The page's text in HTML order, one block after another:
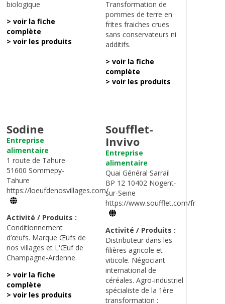
biologique
> voir la fiche
complète
> voir les produits
Transformation de
pommes de terre en
frites fraiches crues
sans conservateurs ni
additifs.
> voir la fiche
complète
> voir les produits
Sodine
Entreprise
alimentaire
1 route de Tahure
51600 Sommepy-
Tahure
https://loeufdenosvillages.com/
Activité / Produits :
Conditionnement
d’œufs. Marque Œufs de
nos villages et L'Œuf de
Champagne-Ardenne.
> voir la fiche
complète
> voir les produits
Soufflet-
Invivo
Entreprise
alimentaire
Quai Général Sarrail
BP 12 10402 Nogent-
sur-Seine
https://www.soufflet.com/fr
Activité / Produits :
Distributeur dans les
filières agricole et
viticole. Négociant
international de
céréales. Agro-industriel
spécialiste de la 1ère
transformation :